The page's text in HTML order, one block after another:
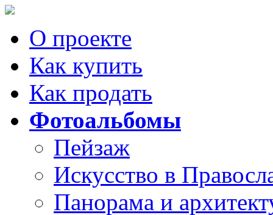
О проекте
Как купить
Как продать
Фотоальбомы
Пейзаж
Искусство в
Панорама и